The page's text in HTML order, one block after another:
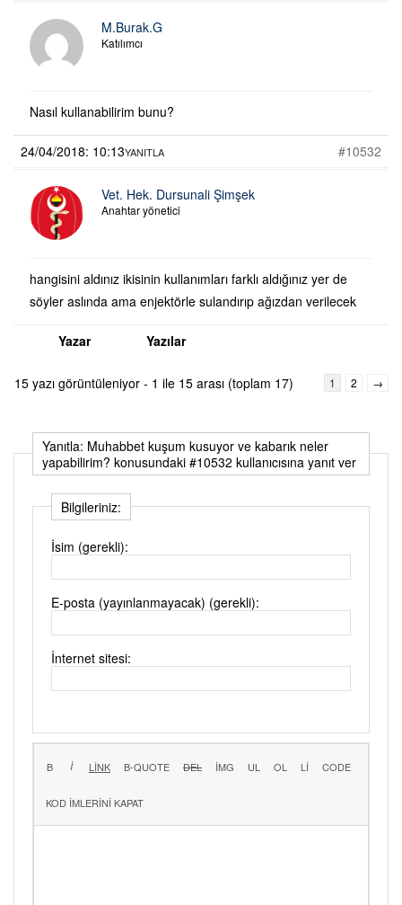
M.Burak.G
Katılımcı
Nasıl kullanabilirim bunu?
24/04/2018: 10:13 #10532
YANITLA
Vet. Hek. Dursunali Şimşek
Anahtar yönetici
hangisini aldınız ikisinin kullanımları farklı aldığınız yer de
söyler aslında ama enjektörle sulandırıp ağızdan verilecek
Yazar Yazılar
15 yazı görüntüleniyor - 1 ile 15 arası (toplam 17) 1 2 →
Yanıtla: Muhabbet kuşum kusuyor ve kabarık neler
yapabilirim? konusundaki #10532 kullanıcısına yanıt ver
Bilgileriniz:
İsim (gerekli):
E-posta (yayınlanmayacak) (gerekli):
İnternet sitesi: